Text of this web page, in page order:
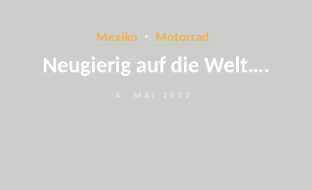
Mexiko Motorrad
Neugierig auf die Welt….
4. MAI 2022